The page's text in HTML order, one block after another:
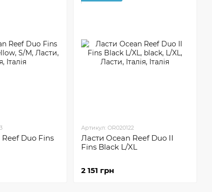
Duo Fins
Артикул: OR020122
Ласти Ocean Reef Duo II
Fins Black L/XL
2 151 грн